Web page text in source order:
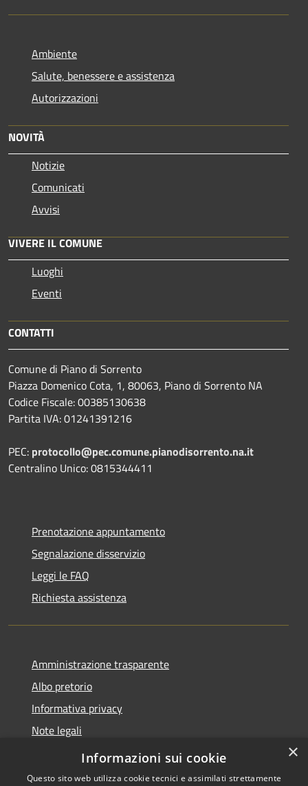
Ambiente
Salute, benessere e assistenza
Autorizzazioni
NOVITÀ
Notizie
Comunicati
Avvisi
VIVERE IL COMUNE
Luoghi
Eventi
CONTATTI
Comune di Piano di Sorrento
Piazza Domenico Cota, 1, 80063, Piano di Sorrento NA
Codice Fiscale: 00385130638
Partita IVA: 01241391216
PEC: protocollo@pec.comune.pianodisorrento.na.it
Centralino Unico: 0815344411
Prenotazione appuntamento
Segnalazione disservizio
Leggi le FAQ
Richiesta assistenza
Amministrazione trasparente
Albo pretorio
Informativa privacy
Note legali
Dichiarazione di accessibilità
×
Informazioni sui cookie
Questo sito web utilizza cookie tecnici e assimilati strettamente